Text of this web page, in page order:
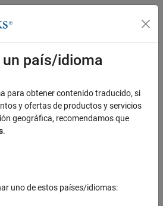
menú de navegación
was this information?
un país/idioma
para obtener contenido traducido, si
y ofertas de productos y servicios
geográfica, recomendamos que
.
uno de estos países/idiomas: